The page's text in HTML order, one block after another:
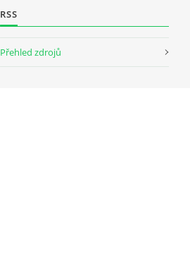
RSS
Přehled zdrojů